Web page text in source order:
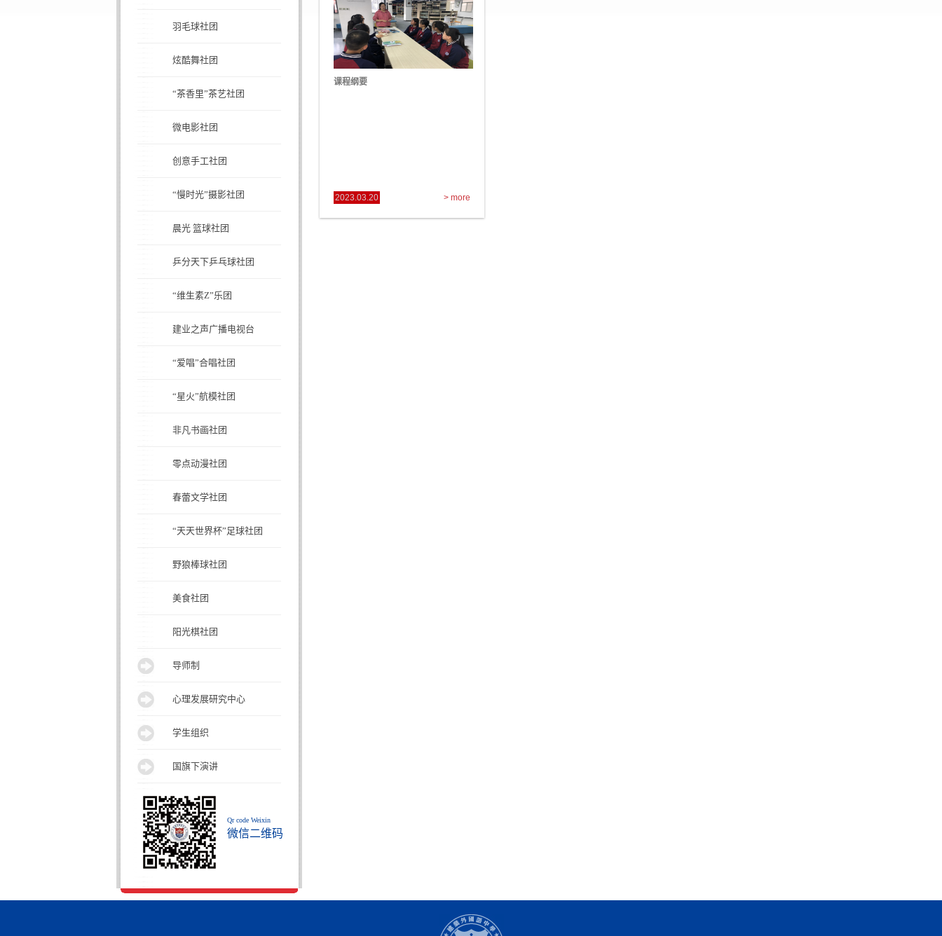
羽毛球社团
炫酷舞社团
“茶香里”茶艺社团
微电影社团
创意手工社团
“慢时光”摄影社团
晨光 篮球社团
乒分天下乒乓球社团
“维生素Z”乐团
建业之声广播电视台
“爱唱”合唱社团
“星火”航模社团
非凡书画社团
零点动漫社团
春蕾文学社团
“天天世界杯”足球社团
野狼棒球社团
美食社团
阳光棋社团
导师制
心理发展研究中心
学生组织
国旗下演讲
Qr code Weixin
微信二维码
课程纲要
2023.03.20 > more